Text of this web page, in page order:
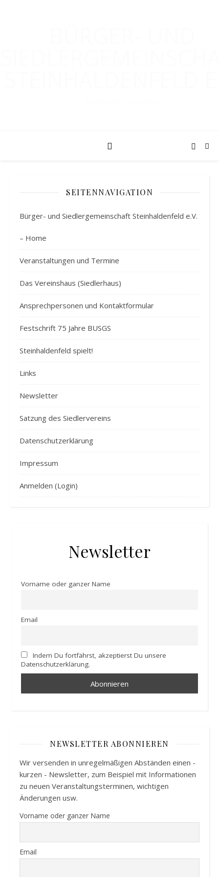
SEITENNAVIGATION
Bürger- und Siedlergemeinschaft Steinhaldenfeld e.V.
– Home
Veranstaltungen und Termine
Das Vereinshaus (Siedlerhaus)
Ansprechpersonen und Kontaktformular
Festschrift 75 Jahre BUSGS
Steinhaldenfeld spielt!
Links
Newsletter
Satzung des Siedlervereins
Datenschutzerklärung
Impressum
Anmelden (Login)
Newsletter
Vorname oder ganzer Name
Email
Indem Du fortfährst, akzeptierst Du unsere
Datenschutzerklärung.
NEWSLETTER ABONNIEREN
Wir versenden in unregelmäßigen Abständen einen -
kurzen - Newsletter, zum Beispiel mit Informationen
zu neuen Veranstaltungsterminen, wichtigen
Änderungen usw.
Vorname oder ganzer Name
Email